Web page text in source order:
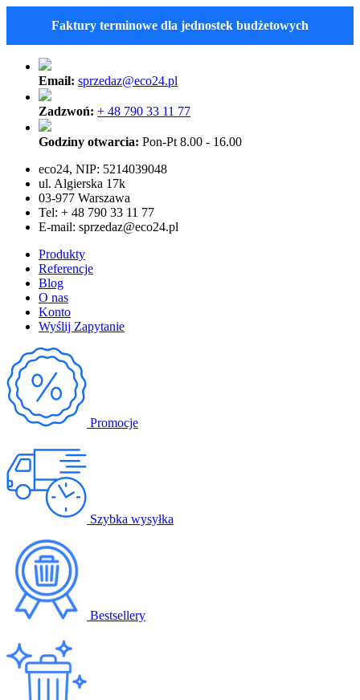
Faktury terminowe dla jednostek budżetowych
Email: sprzedaz@eco24.pl
Zadzwoń: + 48 790 33 11 77
Godziny otwarcia: Pon-Pt 8.00 - 16.00
eco24, NIP: 5214039048
ul. Algierska 17k
03-977 Warszawa
Tel: + 48 790 33 11 77
E-mail: sprzedaz@eco24.pl
Produkty
Referencje
Blog
O nas
Konto
Wyślij Zapytanie
Promocje
Szybka wysyłka
Bestsellery